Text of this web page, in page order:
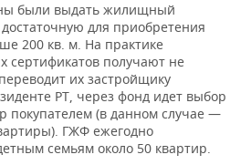
были выдать жилищный
для приобретения
200 кв. м. На практике
сертификатов получают не
их застройщику
РТ, через фонд идет выбор
покупателем (в данном случае —
ГЖФ ежегодно
семьям около 50 квартир.